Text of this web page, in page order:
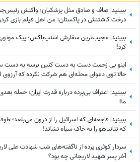
ببینید| صاف و صادق مثل پزشکیان؛ واکنش
درخت کاشتنش در پاکستان: من اهل فیلم بازی
ببینید| عجیب‌ترین سفارش اسنپ‌باکس؛ پیک
کرد!
اینو بی زحمت دست به دست کنین برسه به دست
حالا توی دعوای محله‌ای هم شرکت نکرده که آرزوی
ببینید| اعتراف بی‌پرده درباره قدرت ایران؛
ما!
ببینید| فاجعه‌ای که اسرائیل را از درون می‌بلعد؛
که نتانیاهو را به خاک سیاه نشاند!
سردار کوثری پرده از ناگفته‌های شب شهادت علی
آخر پسر شهید لاریجانی چه بود؟